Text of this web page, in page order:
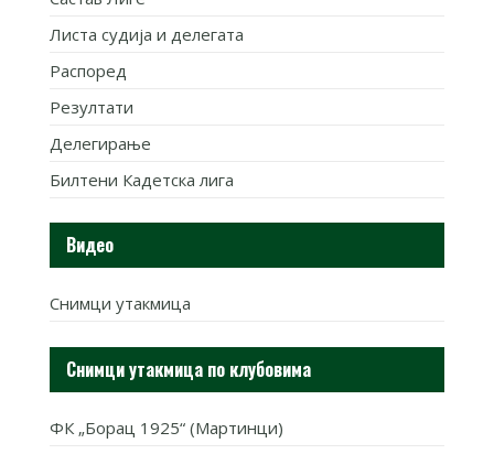
Листа судија и делегата
Распоред
Резултати
Делегирање
Билтени Кадетска лига
Видео
Снимци утакмица
Снимци утакмица по клубовима
ФК „Борац 1925“ (Мартинци)